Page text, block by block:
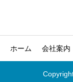
ホーム 会社案内